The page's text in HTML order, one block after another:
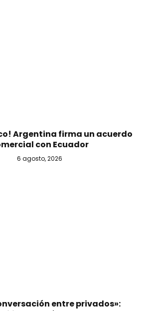
Argentina firma un acuerdo
con Ecuador
6 agosto, 2026
entre privados»: